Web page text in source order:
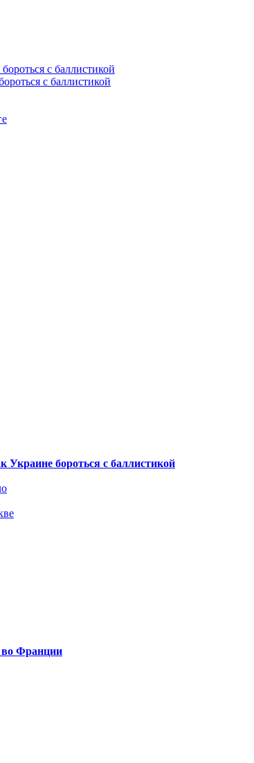
с баллистикой
Украине бороться с баллистикой
Франции